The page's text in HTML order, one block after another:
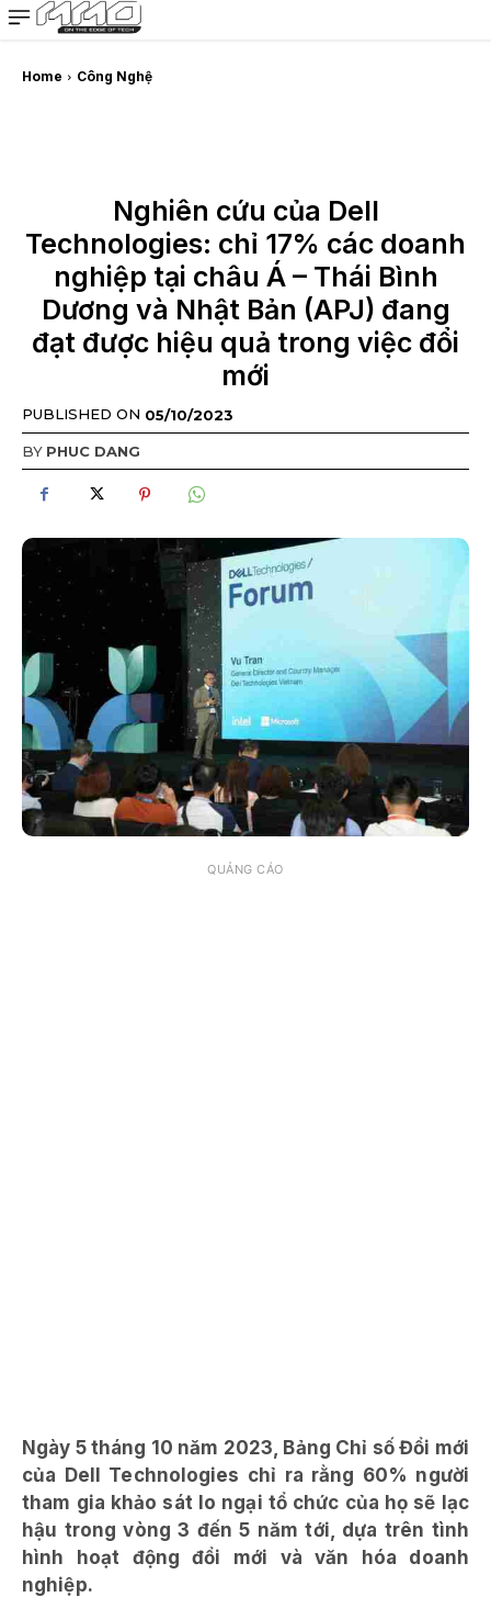
MMOSITE - Thông tin công nghệ
Bài viết nổi bật
Home Công Nghệ
Nghiên cứu của Dell
Technologies: chỉ 17% các doanh
nghiệp tại châu Á – Thái Bình
Dương và Nhật Bản (APJ) đang
đạt được hiệu quả trong việc đổi
mới
PUBLISHED ON 05/10/2023
BY PHUC DANG
QUẢNG CÁO
Ngày 5 tháng 10 năm 2023, Bảng Chỉ số Đổi mới
của Dell Technologies chỉ ra rằng 60% người
tham gia khảo sát lo ngại tổ chức của họ sẽ lạc
hậu trong vòng 3 đến 5 năm tới, dựa trên tình
hình hoạt động đổi mới và văn hóa doanh
nghiệp.